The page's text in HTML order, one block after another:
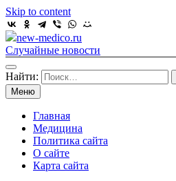
Skip to content
new-medico.ru
Случайные новости
Найти:
Меню
Главная
Медицина
Политика сайта
О сайте
Карта сайта